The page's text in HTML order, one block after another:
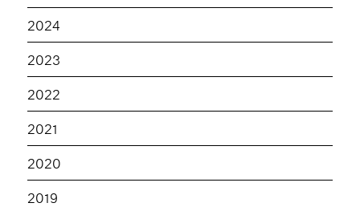
2024
2023
2022
2021
2020
2019